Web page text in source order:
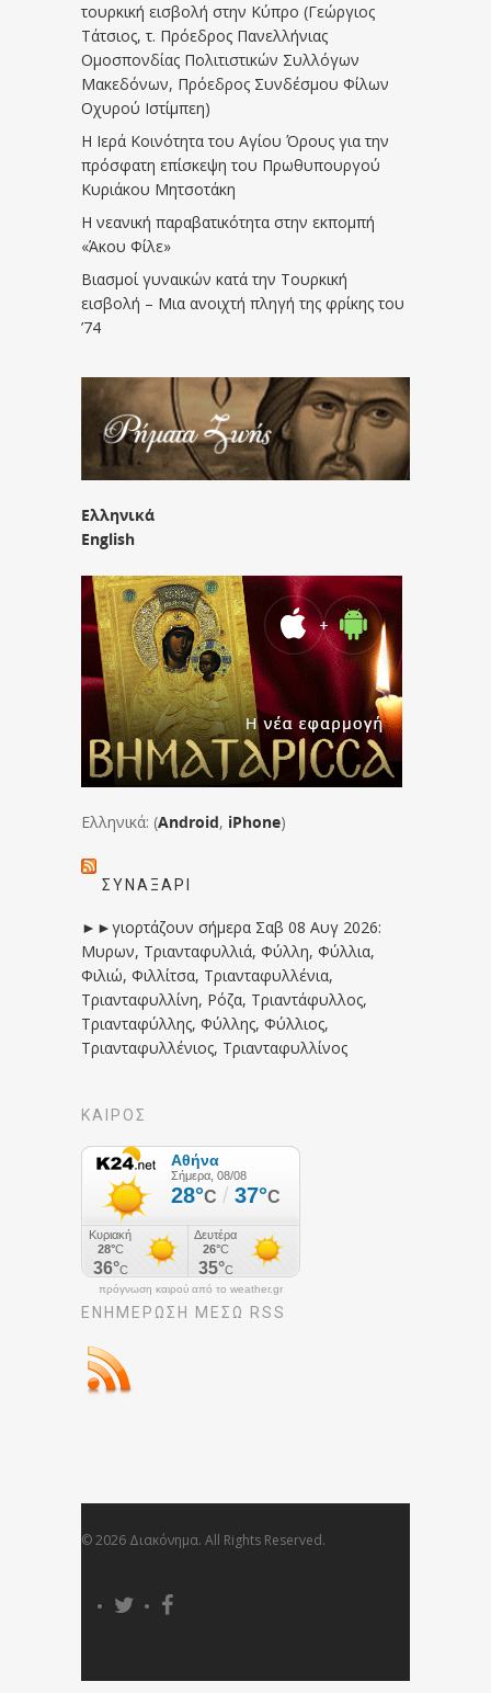
τουρκική εισβολή στην Κύπρο (Γεώργιος
Τάτσιος, τ. Πρόεδρος Πανελλήνιας
Ομοσπονδίας Πολιτιστικών Συλλόγων
Μακεδόνων, Πρόεδρος Συνδέσμου Φίλων
Οχυρού Ιστίμπεη)
Η Ιερά Κοινότητα του Αγίου Όρους για την
πρόσφατη επίσκεψη του Πρωθυπουργού
Κυριάκου Μητσοτάκη
Η νεανική παραβατικότητα στην εκπομπή
«Άκου Φίλε»
Βιασμοί γυναικών κατά την Τουρκική
εισβολή – Μια ανοιχτή πληγή της φρίκης του
’74
Ελληνικά
English
Ελληνικά: (Android, iPhone)
ΣΥΝΑΞΆΡΙ
►►γιορτάζουν σήμερα Σαβ 08 Αυγ 2026:
Μυρων, Τριανταφυλλιά, Φύλλη, Φύλλια,
Φιλιώ, Φιλλίτσα, Τριανταφυλλένια,
Τριανταφυλλίνη, Ρόζα, Τριαντάφυλλος,
Τριανταφύλλης, Φύλλης, Φύλλιος,
Τριανταφυλλένιος, Τριανταφυλλίνος
ΚΑΙΡΟΣ
πρόγνωση καιρού από το weather.gr
ΕΝΗΜΈΡΩΣΉ ΜΕΣΩ RSS
© 2026 Διακόνημα. All Rights Reserved.